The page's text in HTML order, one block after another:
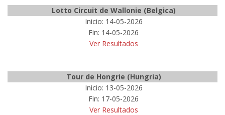
Lotto Circuit de Wallonie (Belgica)
Inicio: 14-05-2026
Fin: 14-05-2026
Ver Resultados
Tour de Hongrie (Hungria)
Inicio: 13-05-2026
Fin: 17-05-2026
Ver Resultados